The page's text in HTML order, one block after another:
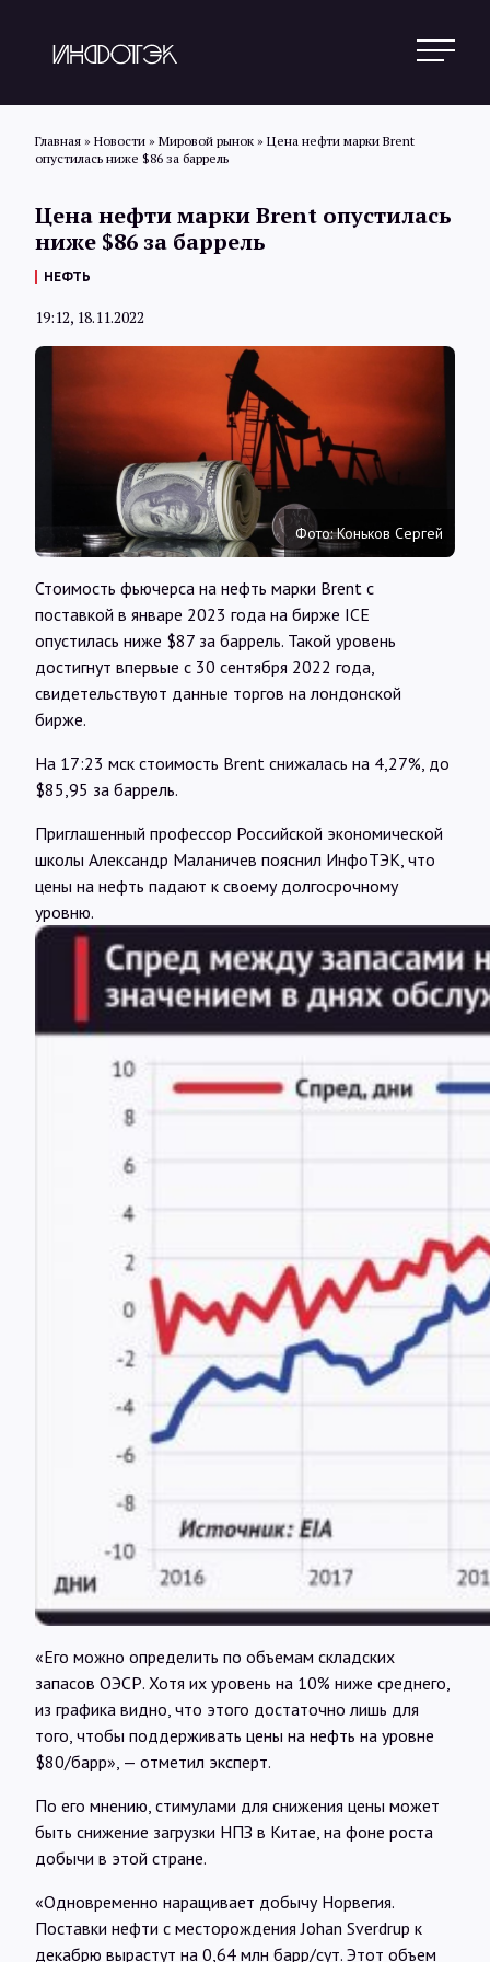
Статьи
Обзоры
Интервью
Карты
О нас
Главная » Новости » Мировой рынок » Цена нефти марки Brent
опустилась ниже $86 за баррель
Цена нефти марки Brent опустилась
ниже $86 за баррель
НЕФТЬ
19:12, 18.11.2022
Фото: Коньков Сергей
Стоимость фьючерса на нефть марки Brent с
поставкой в январе 2023 года на бирже ICE
опустилась ниже $87 за баррель. Такой уровень
достигнут впервые с 30 сентября 2022 года,
свидетельствуют данные торгов на лондонской
бирже.
На 17:23 мск стоимость Brent снижалась на 4,27%, до
$85,95 за баррель.
Приглашенный профессор Российской экономической
школы Александр Маланичев пояснил ИнфоТЭК, что
цены на нефть падают к своему долгосрочному
уровню.
«Его можно определить по объемам складских
запасов ОЭСР. Хотя их уровень на 10% ниже среднего,
из графика видно, что этого достаточно лишь для
того, чтобы поддерживать цены на нефть на уровне
$80/барр», — отметил эксперт.
По его мнению, стимулами для снижения цены может
быть снижение загрузки НПЗ в Китае, на фоне роста
добычи в этой стране.
«Одновременно наращивает добычу Норвегия.
Поставки нефти с месторождения Johan Sverdrup к
декабрю вырастут на 0,64 млн барр/сут. Этот объем